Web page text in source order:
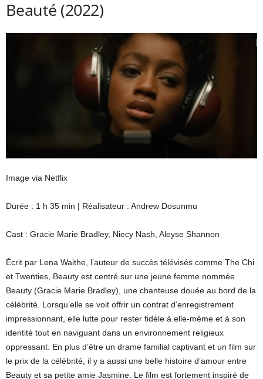
Beauté (2022)
Image via Netflix
Durée : 1 h 35 min | Réalisateur : Andrew Dosunmu
Cast : Gracie Marie Bradley, Niecy Nash, Aleyse Shannon
Écrit par Lena Waithe, l’auteur de succès télévisés comme The Chi
et Twenties, Beauty est centré sur une jeune femme nommée
Beauty (Gracie Marie Bradley), une chanteuse douée au bord de la
célébrité. Lorsqu’elle se voit offrir un contrat d’enregistrement
impressionnant, elle lutte pour rester fidèle à elle-même et à son
identité tout en naviguant dans un environnement religieux
oppressant. En plus d’être un drame familial captivant et un film sur
le prix de la célébrité, il y a aussi une belle histoire d’amour entre
Beauty et sa petite amie Jasmine. Le film est fortement inspiré de